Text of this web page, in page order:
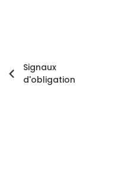
Signaux
d'obligation